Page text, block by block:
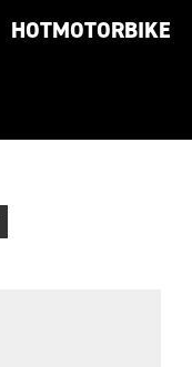
HOTMOTORBIKE